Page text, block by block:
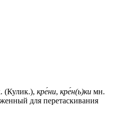
(Кулик.), кре́ни, кре́н(ь)ки мн.
для перетаскивания